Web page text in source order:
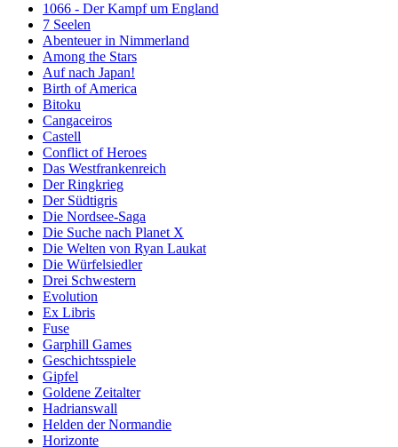
1066 - Der Kampf um England
7 Seelen
Abenteuer in Nimmerland
Among the Stars
Auf nach Japan!
Birth of America
Bitoku
Cangaceiros
Castell
Conflict of Heroes
Das Westfrankenreich
Der Ringkrieg
Der Südtigris
Die Nordsee-Saga
Die Suche nach Planet X
Die Welten von Ryan Laukat
Die Würfelsiedler
Drei Schwestern
Evolution
Ex Libris
Fuse
Garphill Games
Geschichtsspiele
Gipfel
Goldene Zeitalter
Hadrianswall
Helden der Normandie
Horizonte